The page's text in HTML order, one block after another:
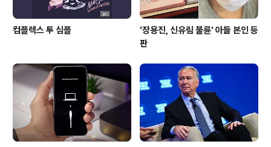
컴플렉스 투 심플
'장용진, 신유림 불륜' 아들 본인 등
판